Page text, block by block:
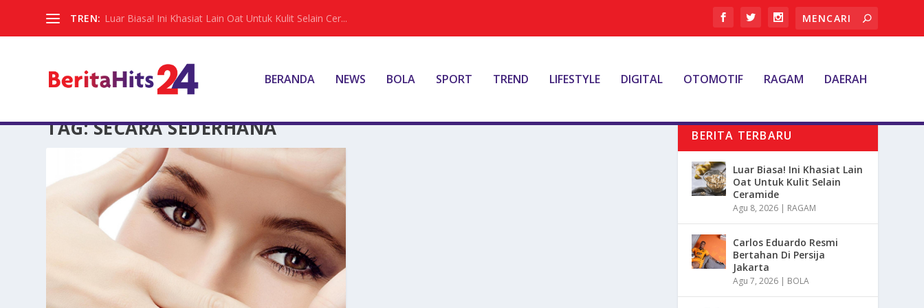
TREN: Luar Biasa! Ini Khasiat Lain Oat Untuk Kulit Selain Cer...
BERANDA NEWS BOLA SPORT TREND LIFESTYLE DIGITAL OTOMOTIF RAGAM DAERAH
TAG:SECARA SEDERHANA BERITA TERBARU
Luar Biasa! Ini Khasiat Lain
Oat Untuk Kulit Selain
Ceramide
Agu 8, 2026 | RAGAM
Carlos Eduardo Resmi
Bertahan Di Persija
Jakarta
Agu 7, 2026 | BOLA